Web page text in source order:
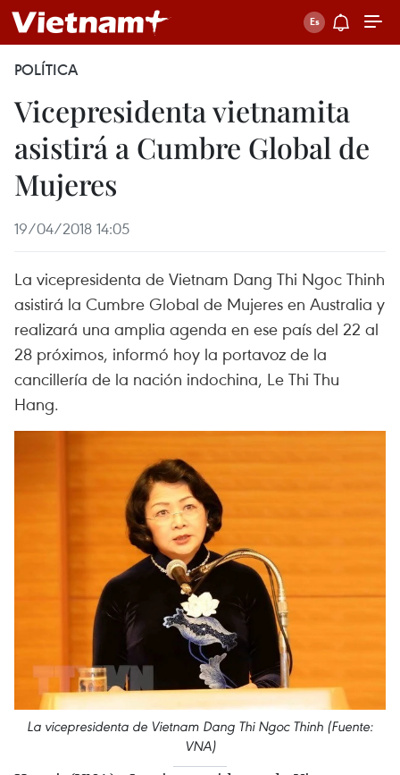
POLÍTICA
Vicepresidenta vietnamita
asistirá a Cumbre Global de
Mujeres
19/04/2018 14:05
La vicepresidenta de Vietnam Dang Thi Ngoc Thinh
asistirá la Cumbre Global de Mujeres en Australia y
realizará una amplia agenda en ese país del 22 al
28 próximos, informó hoy la portavoz de la
cancillería de la nación indochina, Le Thi Thu
Hang.
La vicepresidenta de Vietnam Dang Thi Ngoc Thinh (Fuente:
VNA)